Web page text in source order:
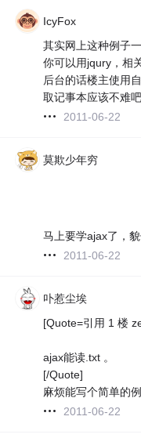
IcyFox
其实网上这种例子
你可以用jqury，相
后台的话楼主使用
取记事本应该不难吧
2011-06-22
莫欺少年穷
马上要学ajax了，貌
2011-06-22
卟惹尘埃
[Quote=引用 1 楼
ajax能读.txt 。
[/Quote]
麻烦能写个简单的
2011-06-22